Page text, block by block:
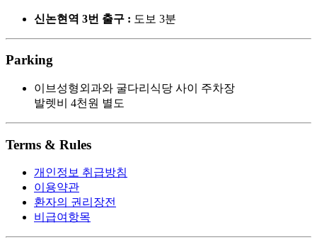
신논현역 3번 출구 : 도보 3분
Parking
이브성형외과와 굴다리식당 사이 주차장
발렛비 4천원 별도
Terms & Rules
개인정보 취급방침
이용약관
환자의 권리장전
비급여항목